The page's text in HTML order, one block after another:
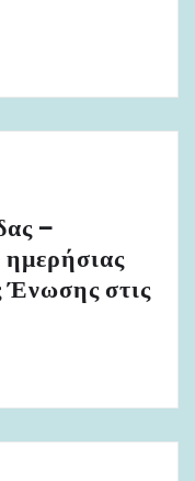
–
Ένωσης στις